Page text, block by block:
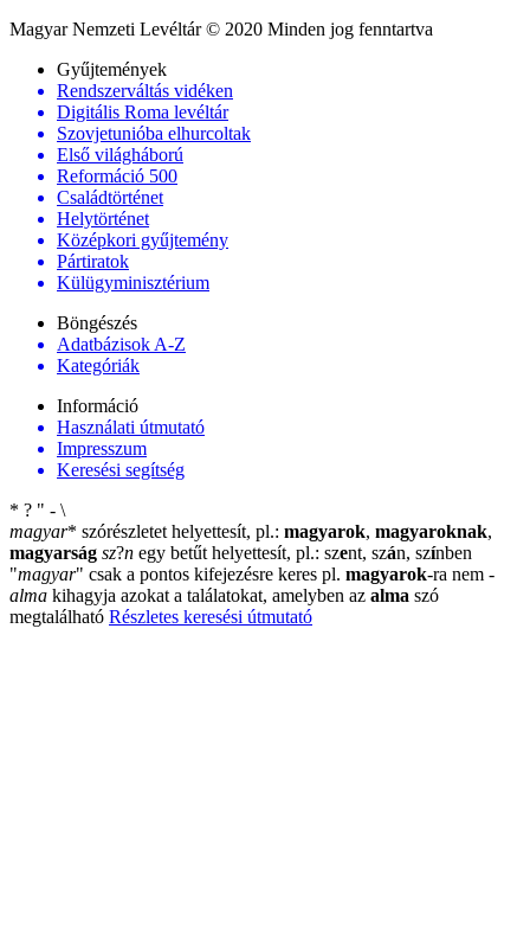
Magyar Nemzeti Levéltár © 2020 Minden jog fenntartva
Gyűjtemények
Rendszerváltás vidéken
Digitális Roma levéltár
Szovjetunióba elhurcoltak
Első világháború
Reformáció 500
Családtörténet
Helytörténet
Középkori gyűjtemény
Pártiratok
Külügyminisztérium
Böngészés
Adatbázisok A-Z
Kategóriák
Információ
Használati útmutató
Impresszum
Keresési segítség
* ? " - \
magyar* szórészletet helyettesít, pl.: magyarok, magyaroknak,
magyarság sz?n egy betűt helyettesít, pl.: szent, szán, színben
"magyar" csak a pontos kifejezésre keres pl. magyarok-ra nem -
alma kihagyja azokat a találatokat, amelyben az alma szó
megtalálható Részletes keresési útmutató